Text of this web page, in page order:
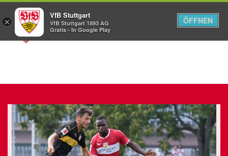
Menü
×
VfB Stuttgart
VfB Stuttgart 1893 AG
Gratis - In Google Play
ÖFFNEN